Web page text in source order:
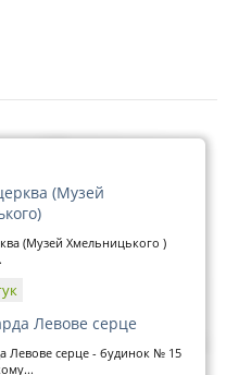
(Музей
(Музей Хмельницького )
Левове серце
Левове серце - будинок № 15